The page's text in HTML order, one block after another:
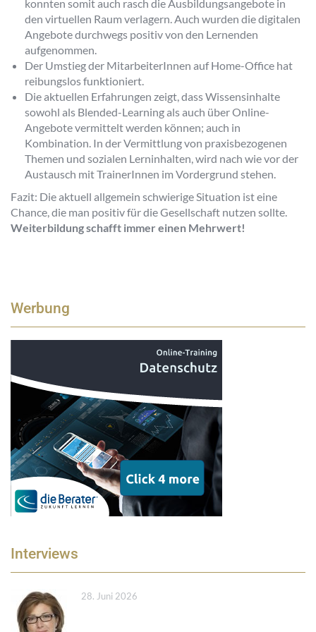
konnten somit auch rasch die Ausbildungsangebote in
den virtuellen Raum verlagern. Auch wurden die digitalen
Angebote durchwegs positiv von den Lernenden
aufgenommen.
Der Umstieg der MitarbeiterInnen auf Home-Office hat
reibungslos funktioniert.
Die aktuellen Erfahrungen zeigt, dass Wissensinhalte
sowohl als Blended-Learning als auch über Online-
Angebote vermittelt werden können; auch in
Kombination. In der Vermittlung von praxisbezogenen
Themen und sozialen Lerninhalten, wird nach wie vor der
Austausch mit TrainerInnen im Vordergrund stehen.
Fazit: Die aktuell allgemein schwierige Situation ist eine
Chance, die man positiv für die Gesellschaft nutzen sollte.
Weiterbildung schafft immer einen Mehrwert!
Werbung
Interviews
28. Juni 2026